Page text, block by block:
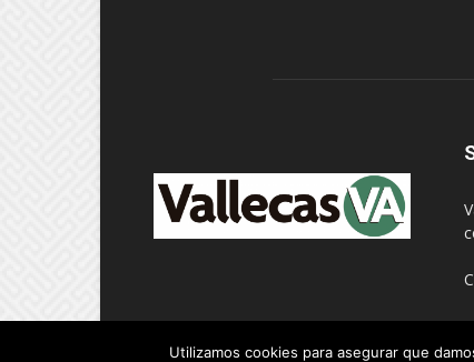
Utilizamos cookies para asegurar que